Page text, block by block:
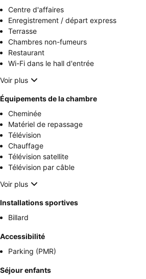
Centre d'affaires
Enregistrement / départ express
Terrasse
Chambres non-fumeurs
Restaurant
Wi-Fi dans le hall d'entrée
Voir plus
Équipements de la chambre
Cheminée
Matériel de repassage
Télévision
Chauffage
Télévision satellite
Télévision par câble
Voir plus
Installations sportives
Billard
Accessibilité
Parking (PMR)
Séjour enfants